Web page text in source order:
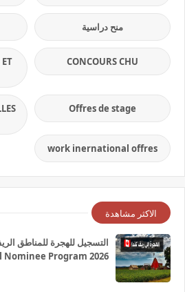
منح دراسية
CONCOURS CHU
Offres de stage
work inernational offres
الاكثر مشاهدة
Nominee Program 2026